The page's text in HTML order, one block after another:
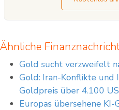
Ähnliche
Gold sucht verzweifelt
Gold: Iran-Konflikte und
Goldpreis über 4.100
Europas übersehene